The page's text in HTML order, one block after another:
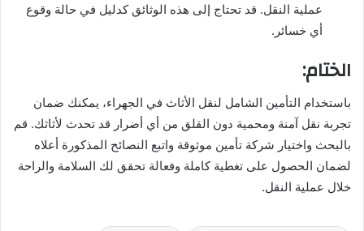
عملية النقل. قد تحتاج إلى هذه الوثائق كدليل في حالة وقوع
أي خسائر.
الختام:
باستخدام التأمين الشامل لنقل الأثاث في الجهراء، يمكنك ضمان
تجربة نقل آمنة ومحمية دون القلق من أي أضرار قد تحدث لأثاثك. قم
بالبحث واختيار شركة تأمين موثوقة واتبع النصائح المذكورة أعلاه
لضمان الحصول على تغطية كاملة وفعالة تحقق لك السلامة والراحة
خلال عملية النقل.